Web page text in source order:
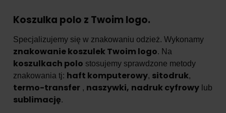
Koszulka polo z Twoim logo.
Specjalizujemy się w znakowaniu odzież. Wykonamy
znakowanie koszulek Twoim logo. Na
koszulkach polo stosujemy sprawdzone metody
znakowania tj: haft komputerowy, sitodruk,
termo-transfer , naszywki, nadruk cyfrowy lub
sublimację.